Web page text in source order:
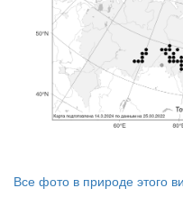
Все фото в природе этого